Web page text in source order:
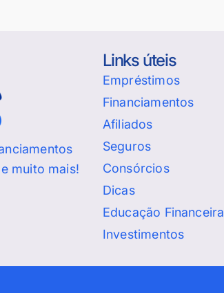
muito mais!
Links úteis
Empréstimos
Financiamentos
Afiliados
Seguros
Consórcios
Dicas
Educação Financeira
Investimentos